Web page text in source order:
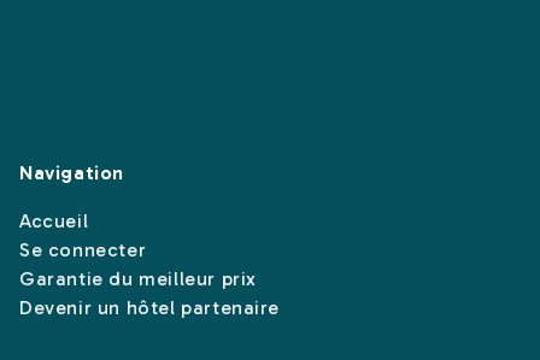
Navigation
Accueil
Se connecter
Garantie du meilleur prix
Devenir un hôtel partenaire